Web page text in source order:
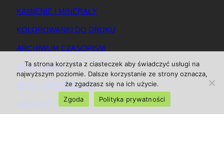
KAMIENIE I MINERAŁY
KOLOROWANKI DO DRUKU
ARCHIWUM CZASOPISM
REGULAMIN
REGULAMIN REKLAM
MAPA SERWISU
Ta strona korzysta z ciasteczek aby świadczyć usługi na
najwyższym poziomie. Dalsze korzystanie ze strony oznacza,
że zgadzasz się na ich użycie.
Zgoda
Polityka prywatności